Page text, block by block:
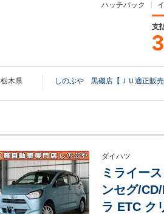
ハッチバック
支
栃木県 しのぶや 黒磯店【ＪＵ適正販売
ダイハツ
ミライー
ンセグ/
ラ ETC ク